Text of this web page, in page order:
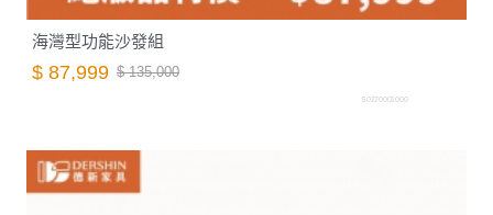
海灣型功能沙發組
$ 87,999 $ 135,000
S0270001000